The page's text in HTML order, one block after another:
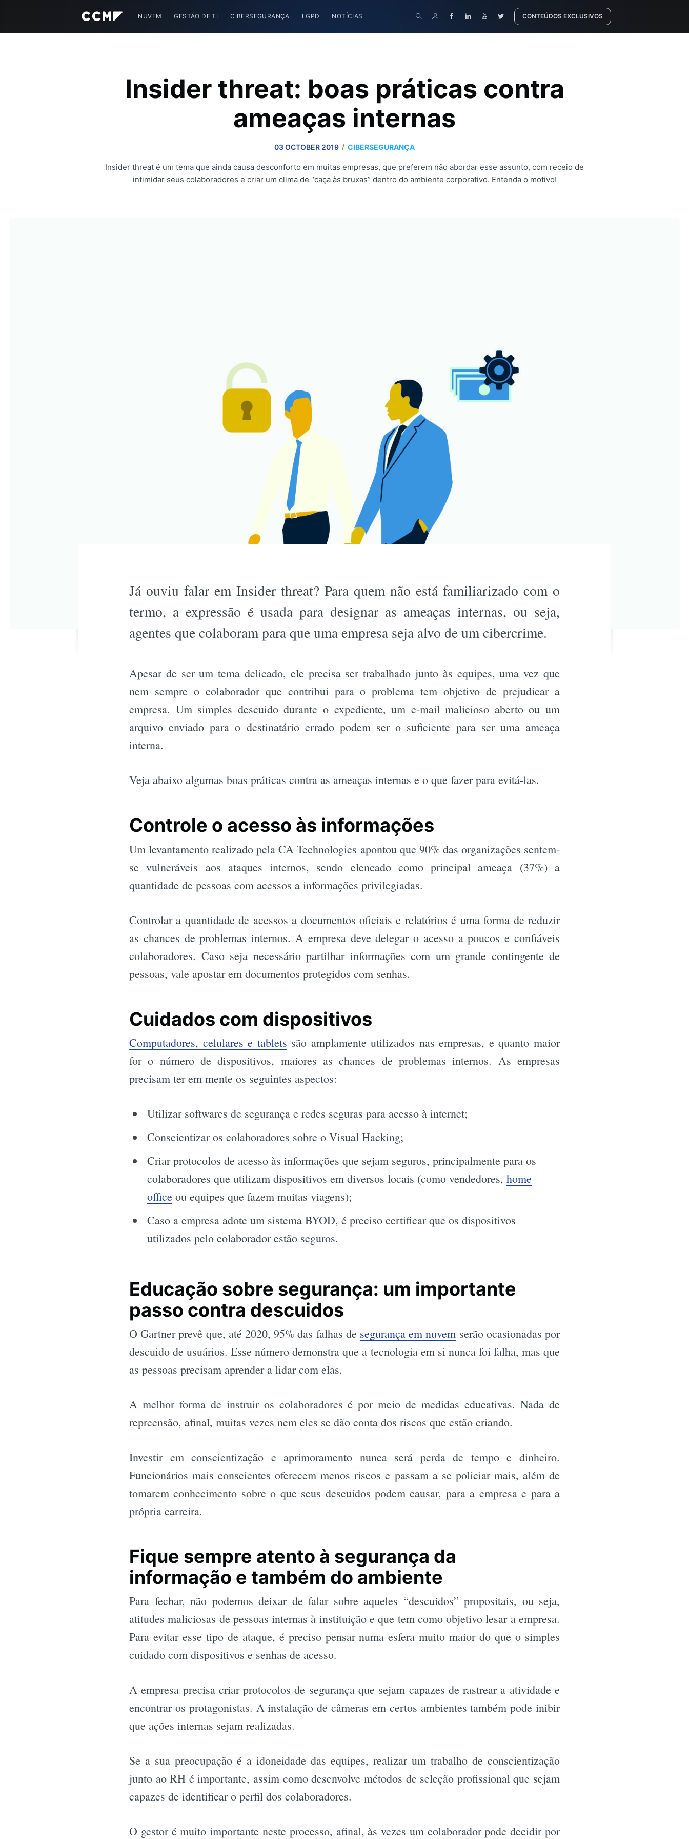
NUVEM GESTÃO DE TI CIBERSEGURANÇA LGPD NOTÍCIAS CONTEÚDOS EXCLUSIVOS
Insider threat: boas práticas contra
ameaças internas
03 OCTOBER 2019 / CIBERSEGURANÇA
Insider threat é um tema que ainda causa desconforto em muitas empresas, que preferem não abordar esse assunto, com receio de
intimidar seus colaboradores e criar um clima de “caça às bruxas” dentro do ambiente corporativo. Entenda o motivo!
Já ouviu falar em Insider threat? Para quem não está familiarizado com o
termo, a expressão é usada para designar as ameaças internas, ou seja,
agentes que colaboram para que uma empresa seja alvo de um cibercrime.
Apesar de ser um tema delicado, ele precisa ser trabalhado junto às equipes, uma vez que
nem sempre o colaborador que contribui para o problema tem objetivo de prejudicar a
empresa. Um simples descuido durante o expediente, um e-mail malicioso aberto ou um
arquivo enviado para o destinatário errado podem ser o suficiente para ser uma ameaça
interna.
Veja abaixo algumas boas práticas contra as ameaças internas e o que fazer para evitá-las.
Controle o acesso às informações
Um levantamento realizado pela CA Technologies apontou que 90% das organizações sentem-
se vulneráveis aos ataques internos, sendo elencado como principal ameaça (37%) a
quantidade de pessoas com acessos a informações privilegiadas.
Controlar a quantidade de acessos a documentos oficiais e relatórios é uma forma de reduzir
as chances de problemas internos. A empresa deve delegar o acesso a poucos e confiáveis
colaboradores. Caso seja necessário partilhar informações com um grande contingente de
pessoas, vale apostar em documentos protegidos com senhas.
Cuidados com dispositivos
Computadores, celulares e tablets são amplamente utilizados nas empresas, e quanto maior
for o número de dispositivos, maiores as chances de problemas internos. As empresas
precisam ter em mente os seguintes aspectos:
Utilizar softwares de segurança e redes seguras para acesso à internet;
Conscientizar os colaboradores sobre o Visual Hacking;
Criar protocolos de acesso às informações que sejam seguros, principalmente para os
colaboradores que utilizam dispositivos em diversos locais (como vendedores,home
office ou equipes que fazem muitas viagens);
Caso a empresa adote um sistema BYOD, é preciso certificar que os dispositivos
utilizados pelo colaborador estão seguros.
Educação sobre segurança: um importante
passo contra descuidos
O Gartner prevê que, até 2020, 95% das falhas de segurança em nuvem serão ocasionadas por
descuido de usuários. Esse número demonstra que a tecnologia em si nunca foi falha, mas que
as pessoas precisam aprender a lidar com elas.
A melhor forma de instruir os colaboradores é por meio de medidas educativas. Nada de
repreensão, afinal, muitas vezes nem eles se dão conta dos riscos que estão criando.
Investir em conscientização e aprimoramento nunca será perda de tempo e dinheiro.
Funcionários mais conscientes oferecem menos riscos e passam a se policiar mais, além de
tomarem conhecimento sobre o que seus descuidos podem causar, para a empresa e para a
própria carreira.
Fique sempre atento à segurança da
informação e também do ambiente
Para fechar, não podemos deixar de falar sobre aqueles “descuidos” propositais, ou seja,
atitudes maliciosas de pessoas internas à instituição e que tem como objetivo lesar a empresa.
Para evitar esse tipo de ataque, é preciso pensar numa esfera muito maior do que o simples
cuidado com dispositivos e senhas de acesso.
A empresa precisa criar protocolos de segurança que sejam capazes de rastrear a atividade e
encontrar os protagonistas. A instalação de câmeras em certos ambientes também pode inibir
que ações internas sejam realizadas.
Se a sua preocupação é a idoneidade das equipes, realizar um trabalho de conscientização
junto ao RH é importante, assim como desenvolve métodos de seleção profissional que sejam
capazes de identificar o perfil dos colaboradores.
O gestor é muito importante neste processo, afinal, às vezes um colaborador pode decidir por